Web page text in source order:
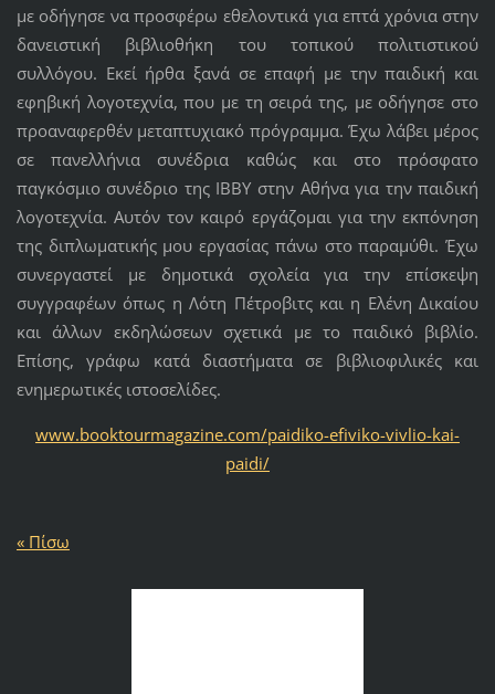
με οδήγησε να προσφέρω εθελοντικά για επτά χρόνια στην
δανειστική βιβλιοθήκη του τοπικού πολιτιστικού
συλλόγου. Εκεί ήρθα ξανά σε επαφή με την παιδική και
εφηβική λογοτεχνία, που με τη σειρά της, με οδήγησε στο
προαναφερθέν μεταπτυχιακό πρόγραμμα. Έχω λάβει μέρος
σε πανελλήνια συνέδρια καθώς και στο πρόσφατο
παγκόσμιο συνέδριο της ΙΒΒΥ στην Αθήνα για την παιδική
λογοτεχνία. Αυτόν τον καιρό εργάζομαι για την εκπόνηση
της διπλωματικής μου εργασίας πάνω στο παραμύθι. Έχω
συνεργαστεί με δημοτικά σχολεία για την επίσκεψη
συγγραφέων όπως η Λότη Πέτροβιτς και η Ελένη Δικαίου
και άλλων εκδηλώσεων σχετικά με το παιδικό βιβλίο.
Επίσης, γράφω κατά διαστήματα σε βιβλιοφιλικές και
ενημερωτικές ιστοσελίδες.
www.booktourmagazine.com/paidiko-efiviko-vivlio-kai-
paidi/
« Πίσω